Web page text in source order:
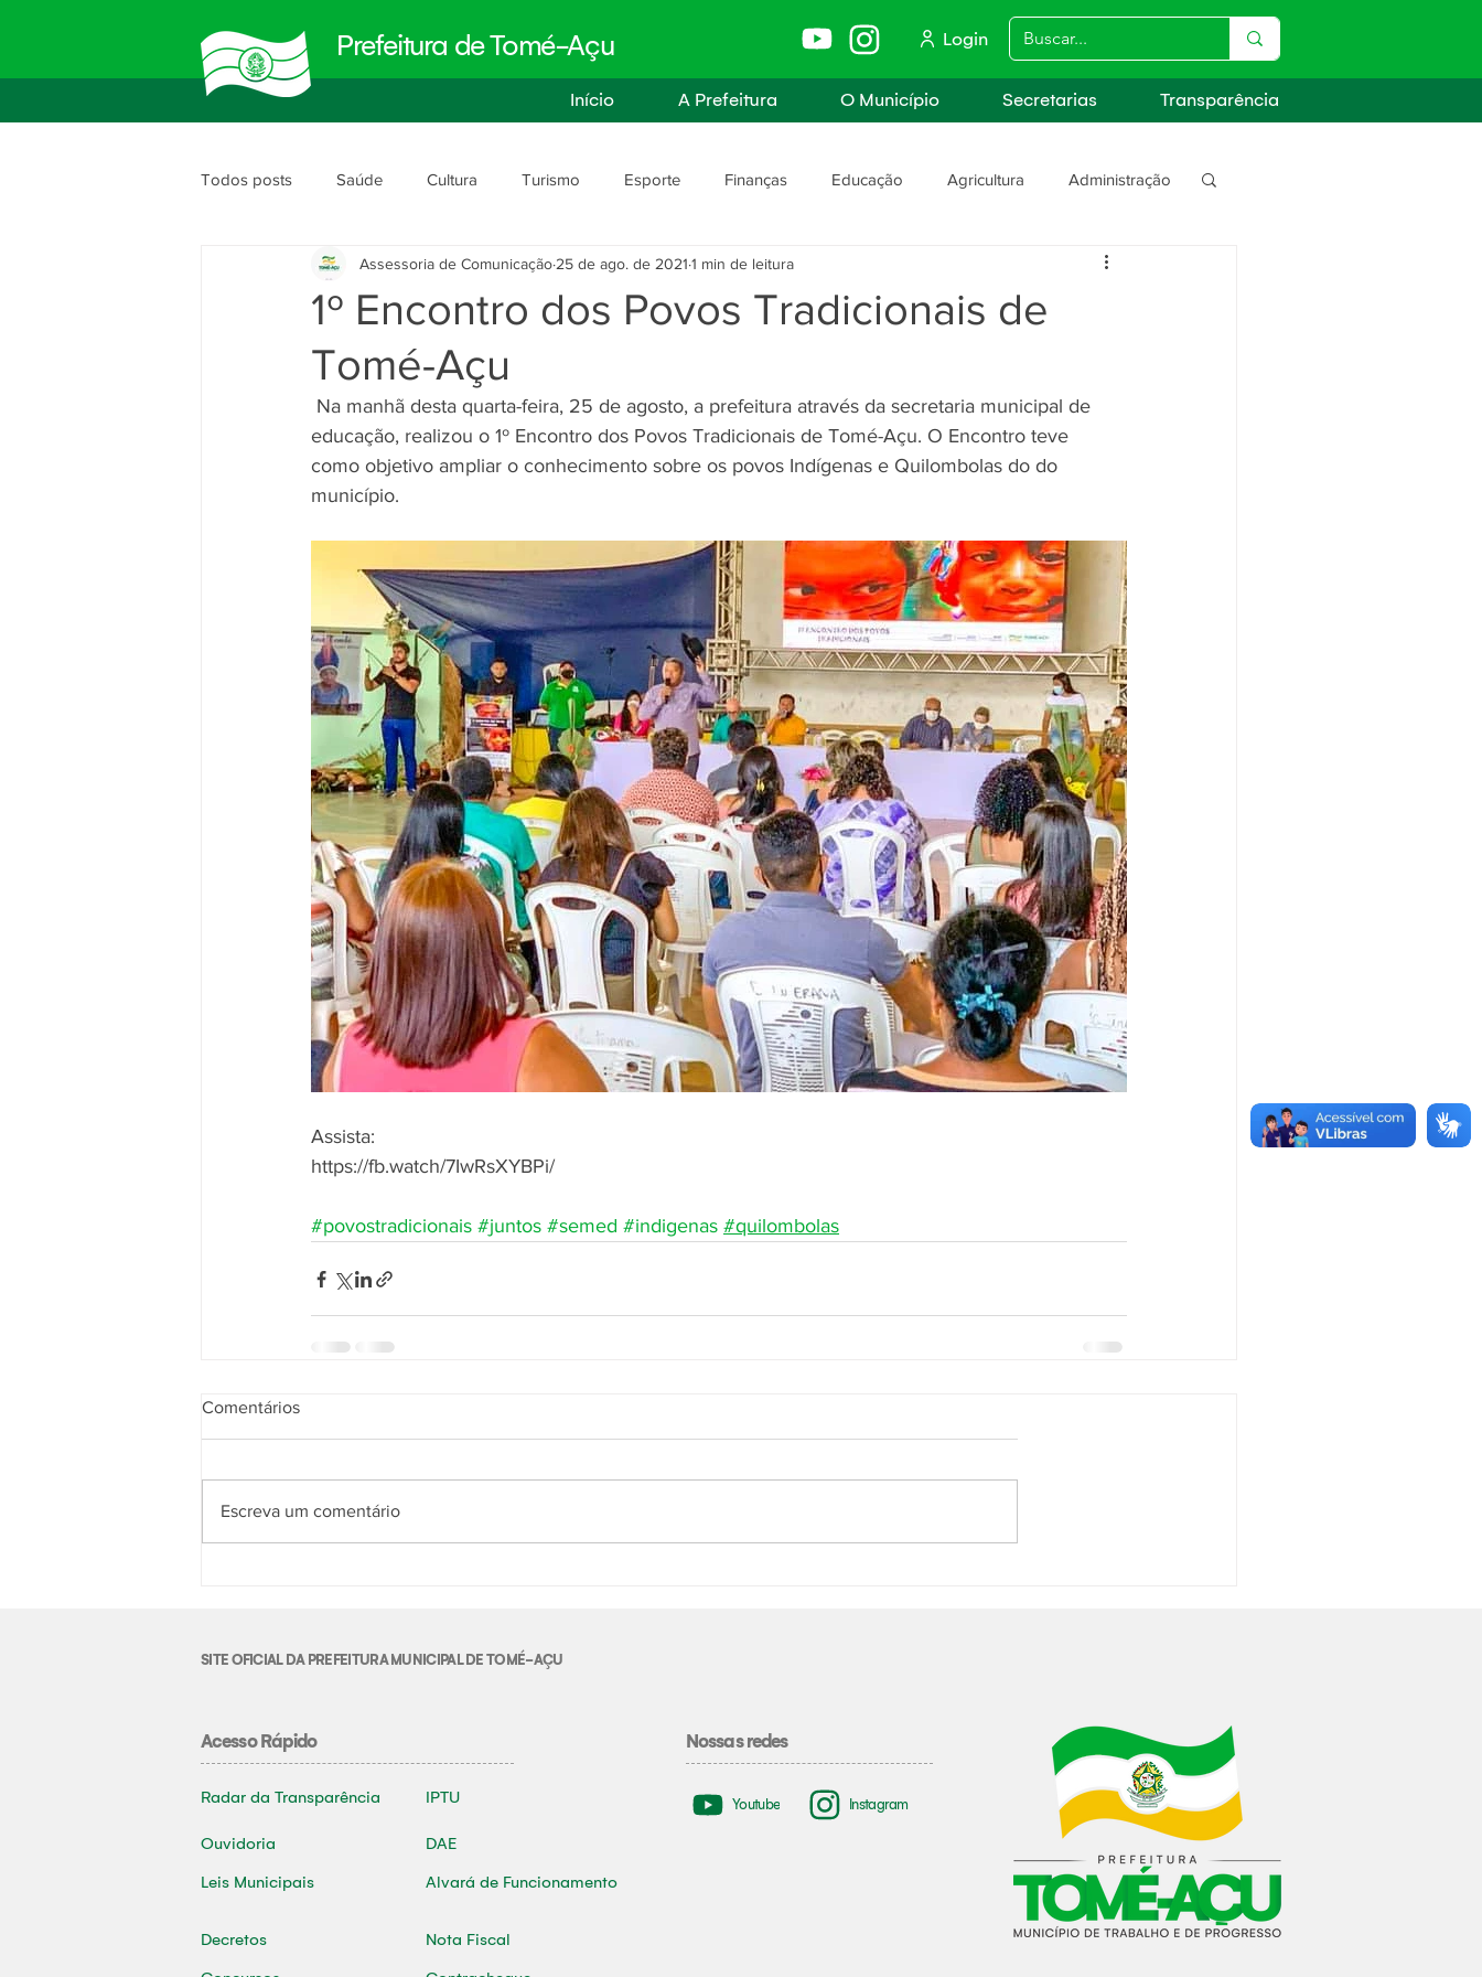
Prefeitura de Tomé-Açu Login
Início A Prefeitura O Município Secretarias Transparência
Todos posts Saúde Cultura Turismo Esporte Finanças Educação Agricultura Administração
Meio Ambiente Obras e Urbanismo Assistência Social e Trabalho
Planejamento e Gestão segurança
1º Encontro dos Povos Tradicionais de
Tomé-Açu
Assessoria de Comunicação 25 de ago. de 2021 1 min de leitura
educação, realizou o 1º Encontro dos Povos Tradicionais de Tomé-Açu. O Encontro teve
como objetivo ampliar o conhecimento sobre os povos Indígenas e Quilombolas do do
município.
Assista:
https://fb.watch/7IwRsXYBPi/
#povostradicionais #juntos #semed #indigenas #quilombolas
Comentários
Escreva um comentário
SITE OFICIAL DA PREFEITURA MUNICIPAL DE TOMÉ-AÇU
Acesso Rápido
Radar da Transparência
Ouvidoria
Leis Municipais
Decretos
IPTU
DAE
Alvará de Funcionamento
Nota Fiscal
Nossas redes
Youtube Instagram